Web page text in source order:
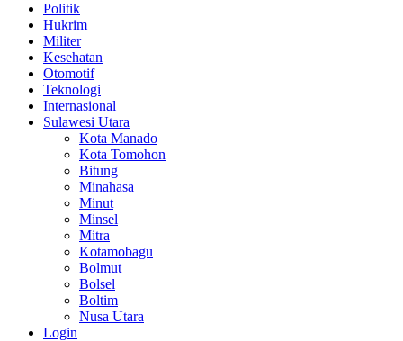
Politik
Hukrim
Militer
Kesehatan
Otomotif
Teknologi
Internasional
Sulawesi Utara
Kota Manado
Kota Tomohon
Bitung
Minahasa
Minut
Minsel
Mitra
Kotamobagu
Bolmut
Bolsel
Boltim
Nusa Utara
Login